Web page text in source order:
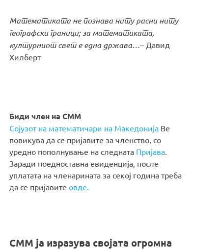
Математиката не познава ниту расни ниту
географски граници; за математиката,
културниот свет е една држава…– Давид
Хилберт
Биди член на СММ
Сојузот на математичари на Македонија Ве
повикува да се пријавите за членство, со
уредно пополнување на следната Пријава
Заради поедноставна евиденција, после
уплатата на членарината за секој година треба
да се пријавитеовде.
СММ ја изразува својата огромна